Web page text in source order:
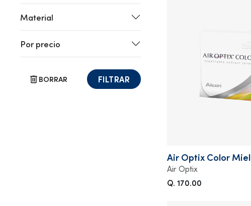
Material
Por precio
BORRAR FILTRAR
Air Optix Color Miel
Air Optix
Q. 170.00